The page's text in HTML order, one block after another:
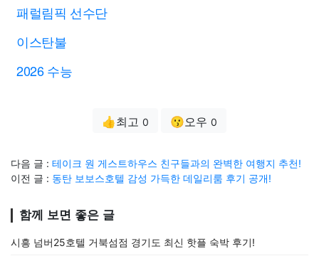
패럴림픽 선수단
이스탄불
2026 수능
👍최고 0 😗오우 0
다음 글 : 테이크 원 게스트하우스 친구들과의 완벽한 여행지 추천!
이전 글 : 동탄 보보스호텔 감성 가득한 데일리룸 후기 공개!
함께 보면 좋은 글
시흥 넘버25호텔 거북섬점 경기도 최신 핫플 숙박 후기!